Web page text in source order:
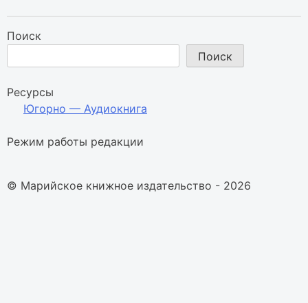
Поиск
Поиск
Ресурсы
Югорно — Аудиокнига
Режим работы редакции
© Марийское книжное издательство - 2026